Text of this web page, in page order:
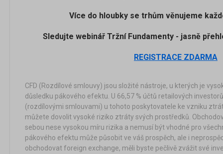
Více do hloubky se trhům věnujeme
Sledujte webinář Tržní Fundamenty - jasně
REGISTRACE ZDARMA
CFD (Rozdílové smlouvy) jsou složité nástroje, u kterých je
důsledku pákového efektu. U 66,57 % účtů retailových
(rozdílovými smlouvami) u tohoto poskytovatele ke vzniku
můžete dovolit vysoké riziko ztráty svých prostředků.
sebou nese vysokou míru rizika a nemusí být vhodné pro
pákového efektu může působit ve váš prospěch, ale i
obchodovat foreign exchange, měli byste pečlivě zvážit své